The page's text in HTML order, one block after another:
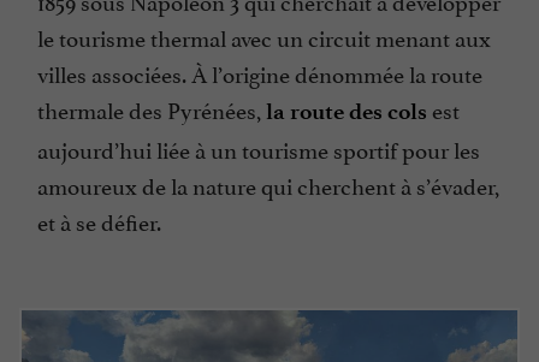
le tourisme thermal avec un circuit menant aux
villes associées. À l’origine dénommée la route
thermale des Pyrénées, la route des cols est
aujourd’hui liée à un tourisme sportif pour les
amoureux de la nature qui cherchent à s’évader,
et à se défier.